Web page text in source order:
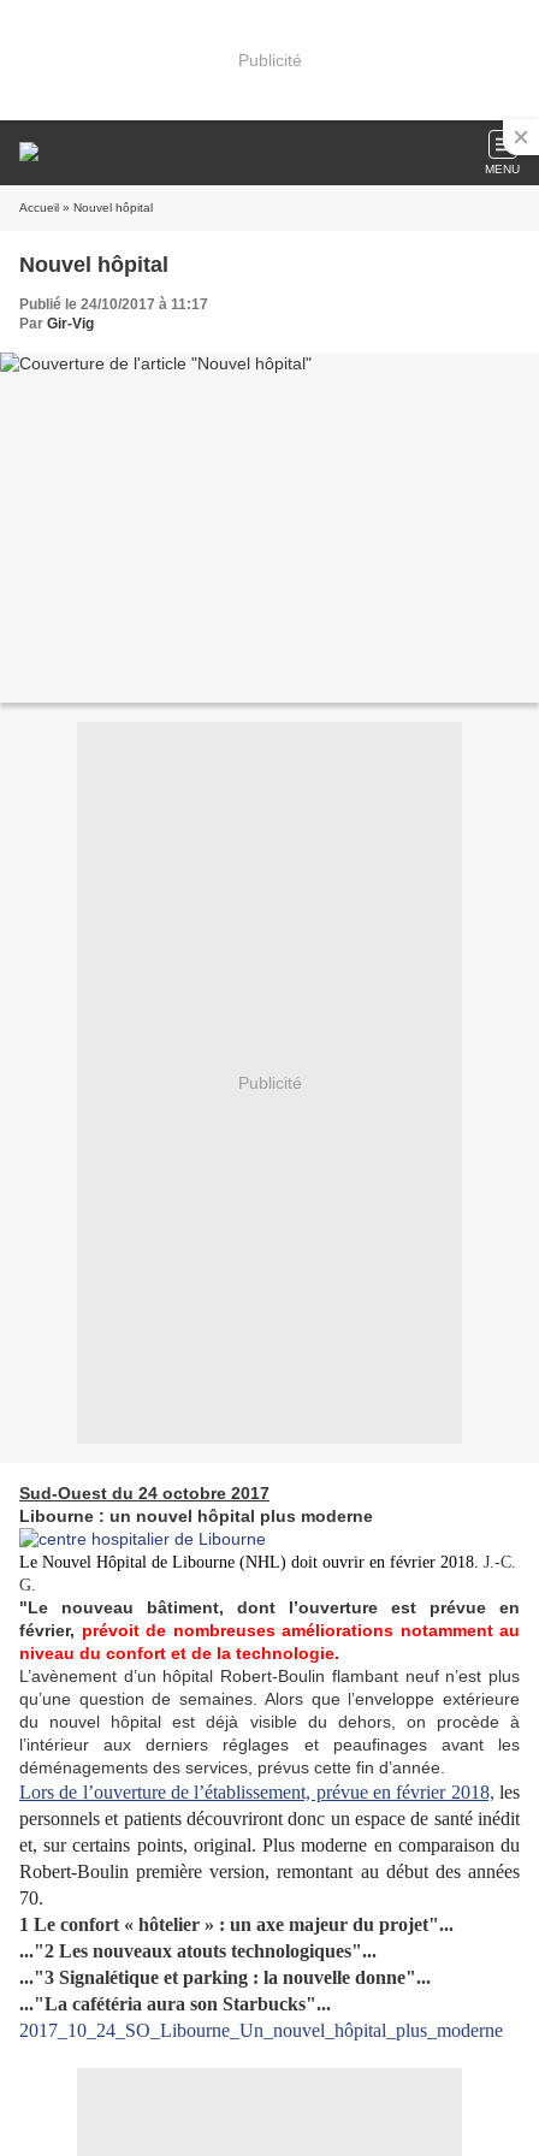
Publicité
MENU
Accueil » Nouvel hôpital
Nouvel hôpital
Publié le 24/10/2017 à 11:17
Par Gir-Vig
Publicité
Sud-Ouest du 24 octobre 2017
Libourne : un nouvel hôpital plus moderne
Le Nouvel Hôpital de Libourne (NHL) doit ouvrir en février 2018. J.-C.
G.
"Le nouveau bâtiment, dont l’ouverture est prévue en
février, prévoit de nombreuses améliorations notamment au
niveau du confort et de la technologie.
L’avènement d’un hôpital Robert-Boulin flambant neuf n’est plus
qu’une question de semaines. Alors que l’enveloppe extérieure
du nouvel hôpital est déjà visible du dehors, on procède à
l’intérieur aux derniers réglages et peaufinages avant les
déménagements des services, prévus cette fin d’année.
Lors de l’ouverture de l’établissement, prévue en février 2018, les
personnels et patients découvriront donc un espace de santé inédit
et, sur certains points, original. Plus moderne en comparaison du
Robert-Boulin première version, remontant au début des années
70.
1 Le confort « hôtelier » : un axe majeur du projet"...
..."2 Les nouveaux atouts technologiques"...
..."3 Signalétique et parking : la nouvelle donne"...
..."La cafétéria aura son Starbucks"...
2017_10_24_SO_Libourne_Un_nouvel_hôpital_plus_moderne